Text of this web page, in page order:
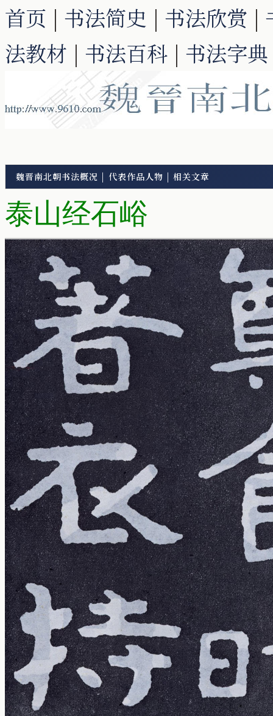
首页 | 书法简史 | 书法欣赏 |
法教材 | 书法百科 | 书法字典
魏晋南北朝书法概况 | 代表作品人物 | 相关文章
泰山经石峪